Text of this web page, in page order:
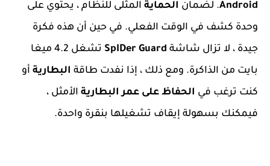
Android. لضمان الحماية المثلى للنظام ، يحتوي على
وحدة كشف في الوقت الفعلي. في حين أن هذه فكرة
جيدة ، لا تزال شاشة
SpIDer Guard
تشغل 4.2 ميغا
بايت من الذاكرة. ومع ذلك ، إذا نفدت طاقة البطارية أو
كنت ترغب في الحفاظ على عمر البطارية الأمثل ،
فيمكنك بسهولة إيقاف تشغيلها بنقرة واحدة.